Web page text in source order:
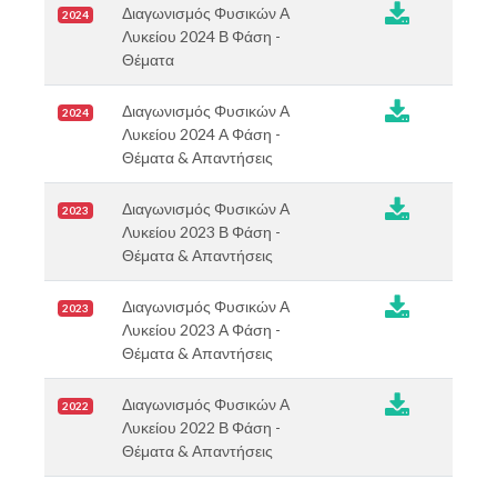
2024
Διαγωνισμός Φυσικών Α
Λυκείου 2024 Β Φάση -
Θέματα

2024
Διαγωνισμός Φυσικών Α
Λυκείου 2024 Α Φάση -
Θέματα & Απαντήσεις

2023
Διαγωνισμός Φυσικών Α
Λυκείου 2023 Β Φάση -
Θέματα & Απαντήσεις

2023
Διαγωνισμός Φυσικών Α
Λυκείου 2023 Α Φάση -
Θέματα & Απαντήσεις

2022
Διαγωνισμός Φυσικών Α
Λυκείου 2022 Β Φάση -
Θέματα & Απαντήσεις
